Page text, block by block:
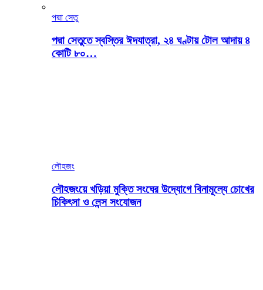
পদ্মা সেতু
পদ্মা সেতুতে স্বস্তির ঈদযাত্রা, ২৪ ঘণ্টায় টোল আদায় ৪
কোটি ৮০…
লৌহজং
লৌহজংয়ে খড়িয়া মুক্তি সংঘের উদ্যোগে বিনামূল্যে চোখের
চিকিৎসা ও লেন্স সংযোজন